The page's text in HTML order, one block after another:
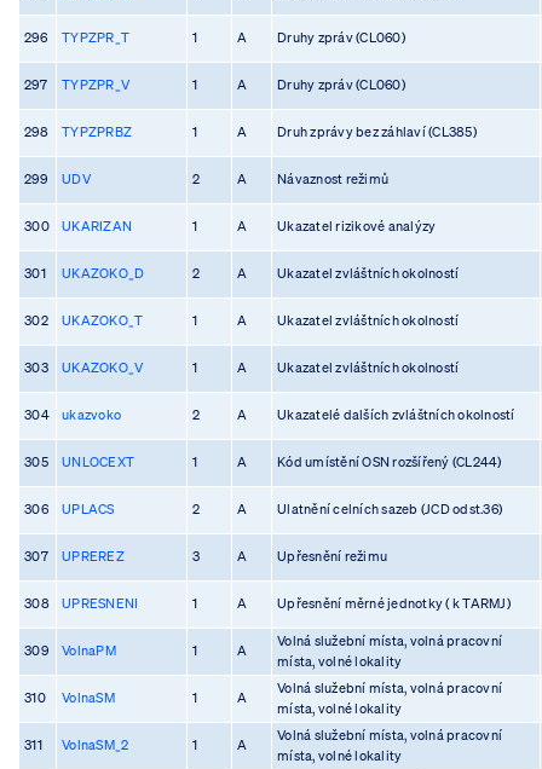
296 TYPZPR_T 1 A Druhy zpráv (CL060)
297 TYPZPR_V 1 A Druhy zpráv (CL060)
298 TYPZPRBZ 1 A Druh zprávy bez záhlaví (CL385)
299 UDV 2 A Návaznost režimů
300 UKARIZAN 1 A Ukazatel rizikové analýzy
301 UKAZOKO_D 2 A Ukazatel zvláštních okolností
302 UKAZOKO_T 1 A Ukazatel zvláštních okolností
303 UKAZOKO_V 1 A Ukazatel zvláštních okolností
304 ukazvoko 2 A Ukazatelé dalších zvláštních okolností
305 UNLOCEXT 1 A Kód umístění OSN rozšířený (CL244)
306 UPLACS 2 A Ulatnění celních sazeb (JCD odst.36)
307 UPREREZ 3 A Upřesnění režimu
308 UPRESNENI 1 A Upřesnění měrné jednotky ( k TARMJ)
309 VolnaPM 1 A
Volná služební místa, volná pracovní
místa, volné lokality
310 VolnaSM 1 A
Volná služební místa, volná pracovní
místa, volné lokality
311 VolnaSM_2 1 A
Volná služební místa, volná pracovní
místa, volné lokality